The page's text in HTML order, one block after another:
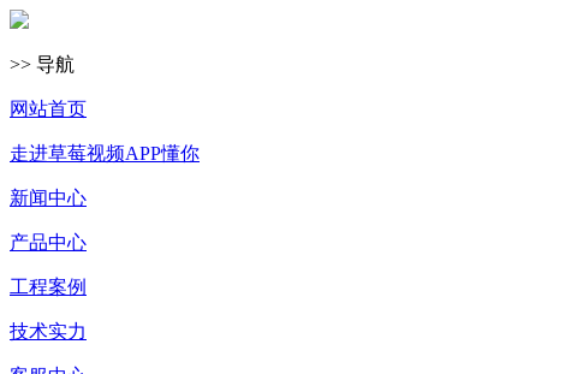
>> 导航
网站首页
走进草莓视频APP懂你
新闻中心
产品中心
工程案例
技术实力